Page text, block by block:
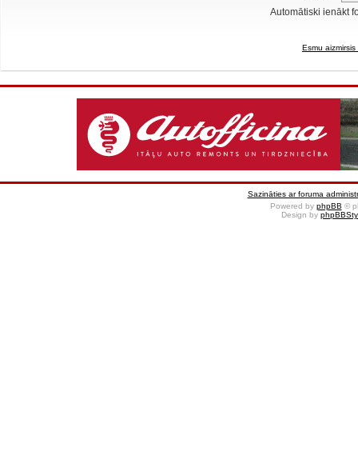
Automātiski ienākt
Esmu
Sazināties ar foruma
Powered by phpBB ©
Design by